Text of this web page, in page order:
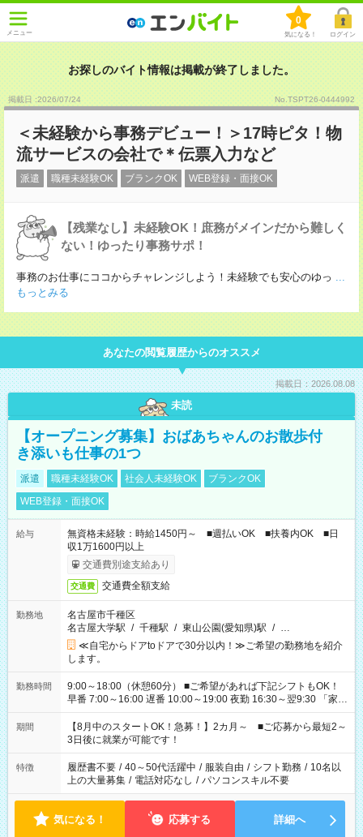
メニュー
0
気になる！ ログイン
お探しのバイト情報は掲載が終了しました。
掲載日 :2026/07/24 No.TSPT26-0444992
＜未経験から事務デビュー！＞17時ピタ！物
流サービスの会社で＊伝票入力など
派遣 職種未経験OK ブランクOK WEB登録・面接OK
【残業なし】未経験OK！庶務がメインだから難しく
ない！ゆったり事務サポ！
事務のお仕事にココからチャレンジしよう！未経験でも安心のゆっ ...
もっとみる
あなたの閲覧履歴からのオススメ
掲載日：2026.08.08
未読
【オープニング募集】おばあちゃんのお散歩付
き添いも仕事の1つ
派遣 職種未経験OK 社会人未経験OK
ブランクOK
WEB登録・面接OK
給与
無資格未経験：時給1450円～ ■週払いOK ■扶養内OK ■日
収1万1600円以上
交通費別途支給あり
交通費 交通費全額支給
勤務地
名古屋市千種区
名古屋大学駅 / 千種駅 / 東山公園(愛知県)駅 / …
≪自宅からドアtoドアで30分以内！≫ご希望の勤務地を紹介
します。
勤務時間
9:00～18:00（休憩60分） ■ご希望があれば下記シフトもOK！
早番 7:00～16:00 遅番 10:00～19:00 夜勤 16:30～翌9:30 「家族
と休みを合わせたい」 「余裕を持って夕飯の準備がしたい」
「できれば残業はしたくない」 など、ご希望を教えてください
ね。 ※Wワーク希望の方へ 今ご覧のお仕事で希望する勤務時間
と、もう1つのお仕事の勤務時間。 合計で週40時間を超える場
合は応募できません。
期間
【8月中のスタートOK！急募！】2カ月～ ■ご応募から最短2～
3日後に就業が可能です！
特徴 履歴書不要 / 40～50代活躍中 / 服装自由 / シフト勤務 / 10名以
上の大量募集 / 電話対応なし / パソコンスキル不要
気になる！ 応募する 詳細へ